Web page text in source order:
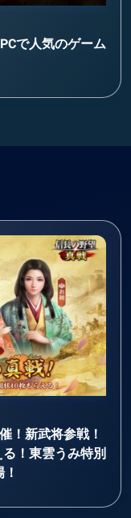
で人気のゲーム
！新武将参戦！
！東雲うみ特別